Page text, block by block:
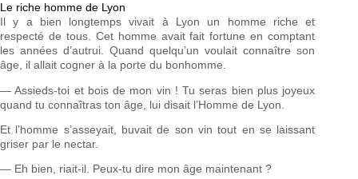
Le riche homme de Lyon
Il y a bien longtemps vivait à Lyon un homme riche et
respecté de tous. Cet homme avait fait fortune en comptant
les années d’autrui. Quand quelqu’un voulait connaître son
âge, il allait cogner à la porte du bonhomme.
— Assieds-toi et bois de mon vin ! Tu seras bien plus joyeux
quand tu connaîtras ton âge, lui disait l’Homme de Lyon.
Et l’homme s’asseyait, buvait de son vin tout en se laissant
griser par le nectar.
— Eh bien, riait-il. Peux-tu dire mon âge maintenant ?